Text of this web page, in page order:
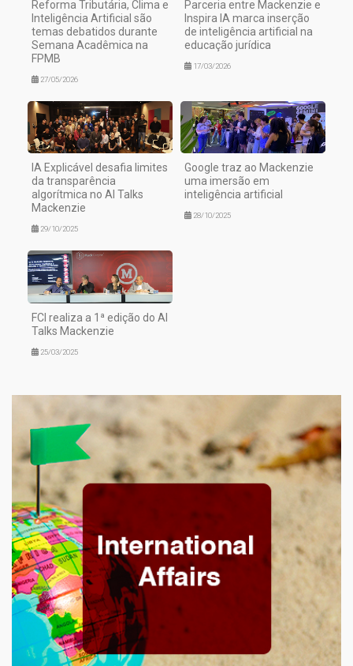
Reforma Tributária, Clima e
Inteligência Artificial são
temas debatidos durante
Semana Acadêmica na
FPMB
27/05/2026
Parceria entre Mackenzie e
Inspira IA marca inserção
de inteligência artificial na
educação jurídica
17/03/2026
IA Explicável desafia limites
da transparência
algorítmica no AI Talks
Mackenzie
29/10/2025
Google traz ao Mackenzie
uma imersão em
inteligência artificial
28/10/2025
FCI realiza a 1ª edição do AI
Talks Mackenzie
25/03/2025